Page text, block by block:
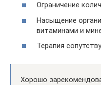
Ограничение
Насыщение
витаминами и
Терапия
Хорошо